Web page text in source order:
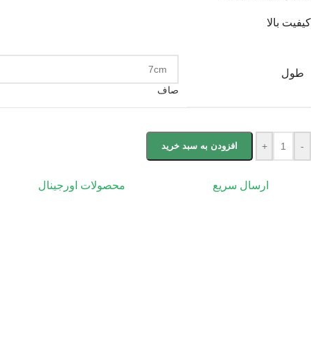
کیفیت بالا
طول
صاف
-
+ افزودن به سبد خرید
محصولات اورجینال ارسال سریع